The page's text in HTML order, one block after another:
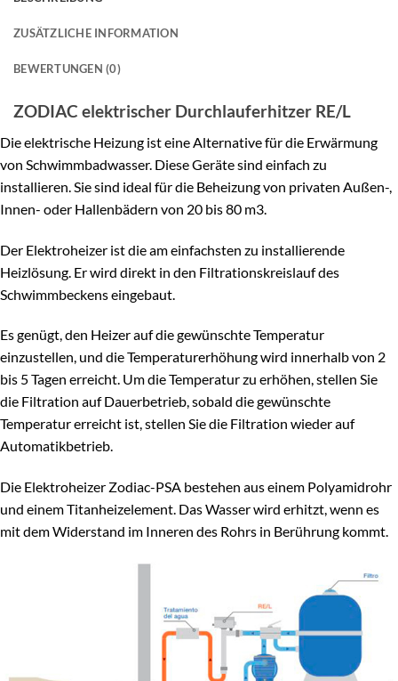
ZUSÄTZLICHE INFORMATION
BEWERTUNGEN (0)
ZODIAC elektrischer Durchlauferhitzer RE/L
Die elektrische Heizung ist eine Alternative für die Erwärmung
von Schwimmbadwasser. Diese Geräte sind einfach zu
installieren. Sie sind ideal für die Beheizung von privaten Außen-,
Innen- oder Hallenbädern von 20 bis 80 m3.
Der Elektroheizer ist die am einfachsten zu installierende
Heizlösung. Er wird direkt in den Filtrationskreislauf des
Schwimmbeckens eingebaut.
Es genügt, den Heizer auf die gewünschte Temperatur
einzustellen, und die Temperaturerhöhung wird innerhalb von 2
bis 5 Tagen erreicht. Um die Temperatur zu erhöhen, stellen Sie
die Filtration auf Dauerbetrieb, sobald die gewünschte
Temperatur erreicht ist, stellen Sie die Filtration wieder auf
Automatikbetrieb.
Die Elektroheizer Zodiac-PSA bestehen aus einem Polyamidrohr
und einem Titanheizelement. Das Wasser wird erhitzt, wenn es
mit dem Widerstand im Inneren des Rohrs in Berührung kommt.